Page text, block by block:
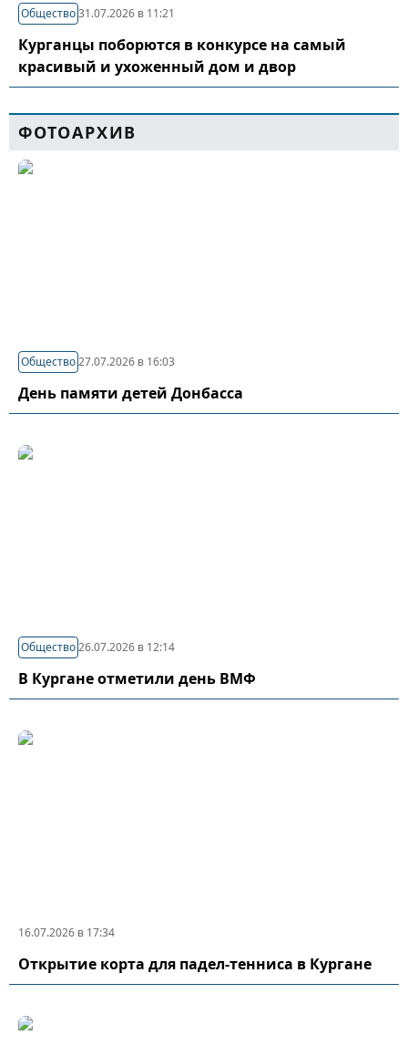
Общество31.07.2026 в 11:21
Курганцы поборются в конкурсе на самый
красивый и ухоженный дом и двор
ФОТОАРХИВ
Общество27.07.2026 в 16:03
День памяти детей Донбасса
Общество26.07.2026 в 12:14
В Кургане отметили день ВМФ
16.07.2026 в 17:34
Открытие корта для падел-тенниса в Кургане